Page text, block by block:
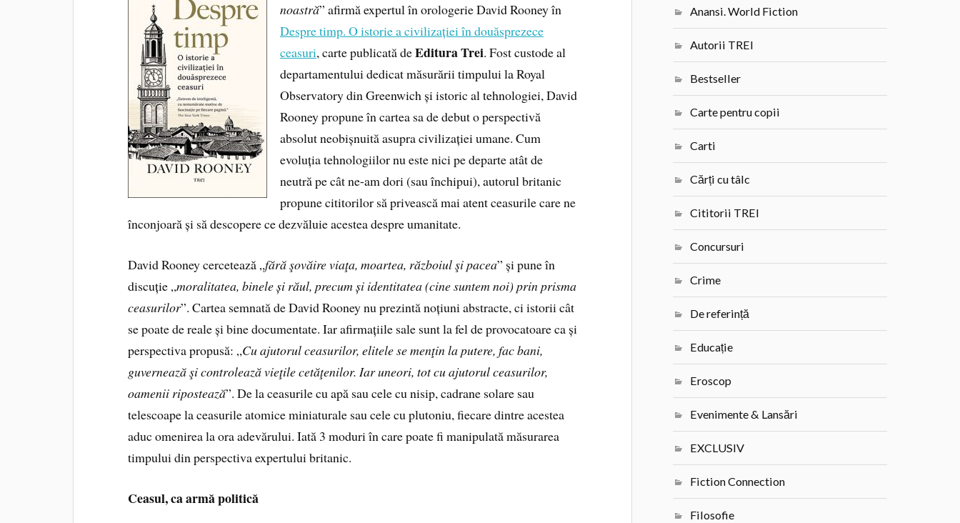
noastră” afirmă expertul în orologerie David Rooney în
Despre timp. O istorie a civilizației în douăsprezece
ceasuri, carte publicată deEditura Trei. Fost custode al
departamentului dedicat măsurării timpului la Royal
Observatory din Greenwich și istoric al tehnologiei, David
Rooney propune în cartea sa de debut o perspectivă
absolut neobișnuită asupra civilizației umane. Cum
evoluția tehnologiilor nu este nici pe departe atât de
neutră pe cât ne-am dori (sau închipui), autorul britanic
propune cititorilor să privească mai atent ceasurile care ne
înconjoară și să descopere ce dezvăluie acestea despre umanitate.
David Rooney cercetează „fără şovăire viaţa, moartea, războiul şi pacea” și pune în
discuție „moralitatea, binele și răul, precum și identitatea (cine suntem noi) prin prisma
ceasurilor”. Cartea semnată de David Rooney nu prezintă noțiuni abstracte, ci istorii cât
se poate de reale și bine documentate. Iar afirmațiile sale sunt la fel de provocatoare ca și
perspectiva propusă: „Cu ajutorul ceasurilor, elitele se menţin la putere, fac bani,
guvernează şi controlează vieţile cetăţenilor. Iar uneori, tot cu ajutorul ceasurilor,
oamenii ripostează”. De la ceasurile cu apă sau cele cu nisip, cadrane solare sau
telescoape la ceasurile atomice miniaturale sau cele cu plutoniu, fiecare dintre acestea
aduc omenirea la ora adevărului. Iată 3 moduri în care poate fi manipulată măsurarea
timpului din perspectiva expertului britanic.
Ceasul, ca armă politică
Anansi. World Fiction
Autorii TREI
Bestseller
Carte pentru copii
Carti
Cărți cu tâlc
Cititorii TREI
Concursuri
Crime
De referință
Educație
Eroscop
Evenimente & Lansări
EXCLUSIV
Fiction Connection
Filosofie